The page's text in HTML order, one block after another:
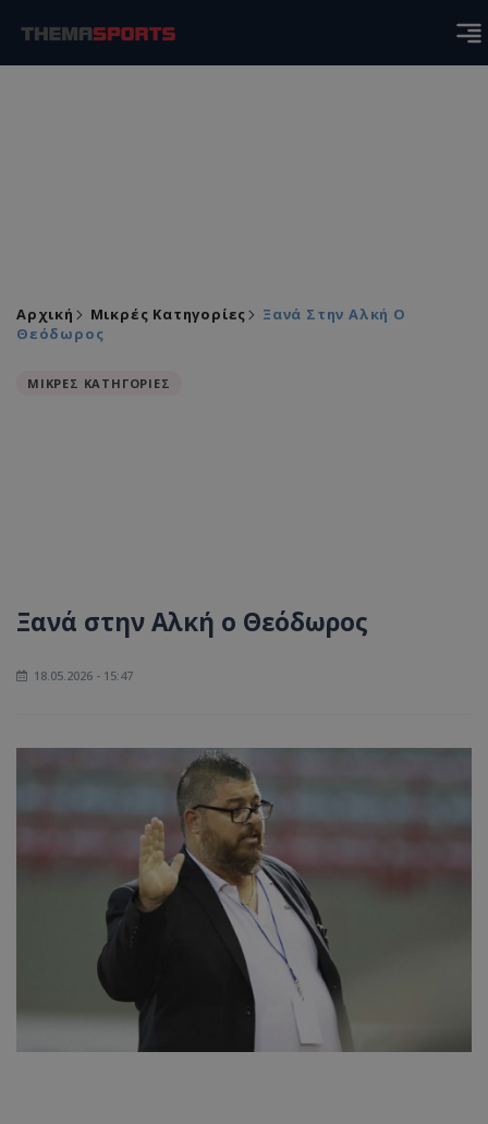
Αρχική Μικρές Κατηγορίες
Ξανά Στην Αλκή Ο
Θεόδωρος
ΜΙΚΡΕΣ ΚΑΤΗΓΟΡΙΕΣ
Ξανά στην Αλκή ο Θεόδωρος
18.05.2026 - 15:47